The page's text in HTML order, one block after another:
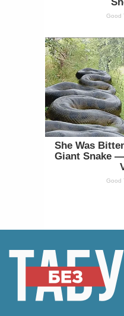
Good
She Was
Giant Snake
Good